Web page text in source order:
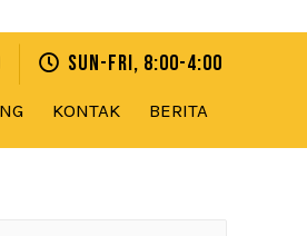
Sun-Fri, 8:00-4:00
KONTAK BERITA